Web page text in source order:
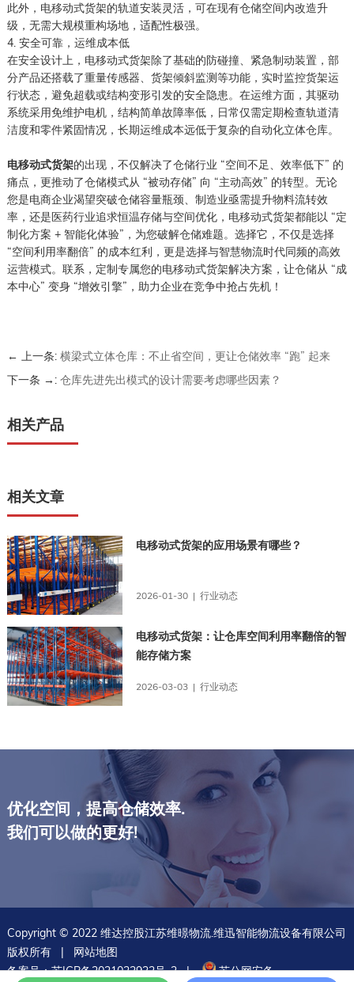
此外，电移动式货架的轨道安装灵活，可在现有仓储空间内改造升
级，无需大规模重构场地，适配性极强。
4. 安全可靠，运维成本低
在安全设计上，电移动式货架除了基础的防碰撞、紧急制动装置，部
分产品还搭载了重量传感器、货架倾斜监测等功能，实时监控货架运
行状态，避免超载或结构变形引发的安全隐患。在运维方面，其驱动
系统采用免维护电机，结构简单故障率低，日常仅需定期检查轨道清
洁度和零件紧固情况，长期运维成本远低于复杂的自动化立体仓库。
电移动式货架的出现，不仅解决了仓储行业 “空间不足、效率低下” 的
痛点，更推动了仓储模式从 “被动存储” 向 “主动高效” 的转型。无论
您是电商企业渴望突破仓储容量瓶颈、制造业亟需提升物料流转效
率，还是医药行业追求恒温存储与空间优化，电移动式货架都能以 “定
制化方案 + 智能化体验”，为您破解仓储难题。选择它，不仅是选择
“空间利用率翻倍” 的成本红利，更是选择与智慧物流时代同频的高效
运营模式。联系，定制专属您的电移动式货架解决方案，让仓储从 “成
本中心” 变身 “增效引擎”，助力企业在竞争中抢占先机！
← 上一条: 横梁式立体仓库：不止省空间，更让仓储效率 “跑” 起来
下一条 →: 仓库先进先出模式的设计需要考虑哪些因素？
相关产品
相关文章
电移动式货架的应用场景有哪些？
2026-01-30 | 行业动态
电移动式货架：让仓库空间利用率翻倍的智
能存储方案
2026-03-03 | 行业动态
优化空间，提高仓储效率.
我们可以做的更好!
Copyright © 2022 维达控股江苏维暻物流.维迅智能物流设备有限公司
版权所有 | 网站地图
备案号：苏ICP备2021022932号-2| 苏公网安备